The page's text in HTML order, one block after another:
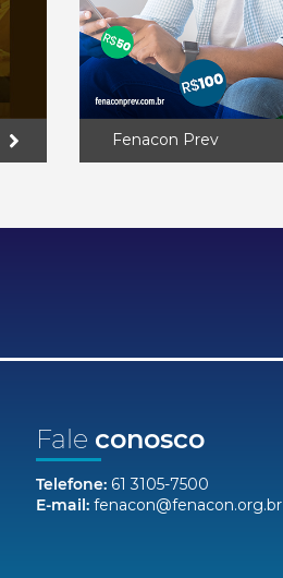
Fenacon Prev
Fale conosco
Telefone: 61 3105-7500
E-mail: fenacon@fenacon.org.br